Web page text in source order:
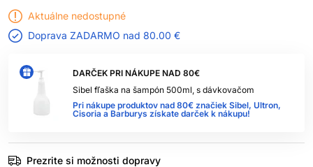
DARČEK PRI NÁKUPE NAD 80€
Sibel fľaška na šampón 500ml, s dávkovačom
Pri nákupe produktov nad 80€ značiek Sibel, Ultron,
Cisoria a Barburys získate darček k nákupu!
Aktuálne nedostupné
Doprava ZADARMO nad 80.00 €
Prezrite si možnosti dopravy